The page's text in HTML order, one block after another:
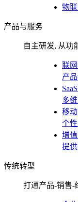
物
产品与服务
自主研发, 从功
联
产
多
移
个
增
提
传统转型
打通产品-销售-